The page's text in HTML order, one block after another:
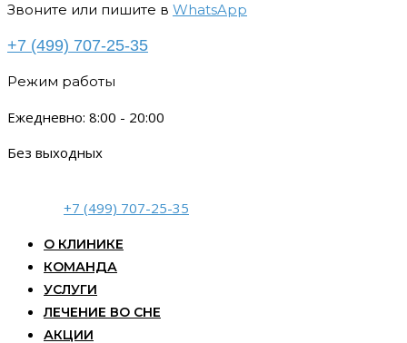
Звоните или пишите в WhatsApp
+7 (499) 707-25-35
Режим работы
Ежедневно: 8:00 - 20:00
Без выходных
+7 (499) 707-25-35
О КЛИНИКЕ
КОМАНДА
УСЛУГИ
ЛЕЧЕНИЕ ВО СНЕ
АКЦИИ